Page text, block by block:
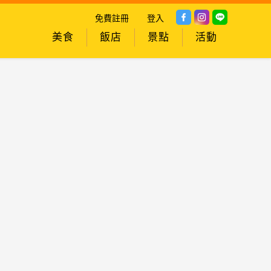
免費註冊 登入
美食 飯店 景點 活動